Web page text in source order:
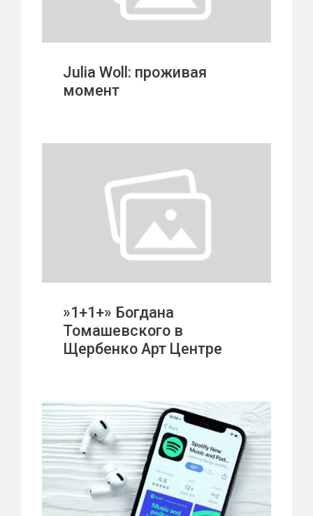
Julia Woll: проживая
момент
»1+1+» Богдана
Томашевского в
Щербенко Арт Центре